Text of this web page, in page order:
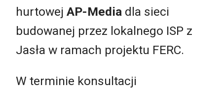
hurtowej AP-Media dla sieci
budowanej przez lokalnego ISP z
Jasła w ramach projektu FERC.
W terminie konsultacji